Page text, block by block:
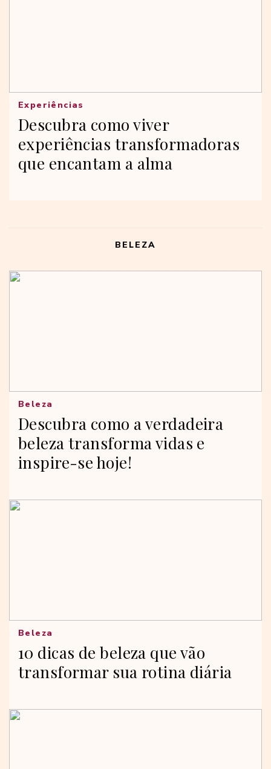
Descubra como viver
experiências transformadoras
que encantam a alma
Experiências
BELEZA
Descubra como a verdadeira
beleza transforma vidas e
inspire-se hoje!
Beleza
10 dicas de beleza que vão
transformar sua rotina diária
Beleza